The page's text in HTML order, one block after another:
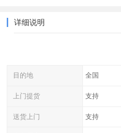
详细说明
目的地 全国
上门提货 支持
送货上门 支持